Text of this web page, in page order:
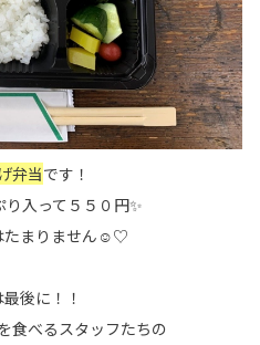
弁当です！
入って５５０円✨
たまりません☺♡
後に！！
食べるスタッフたちの